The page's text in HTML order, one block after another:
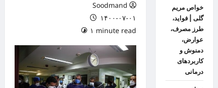
Soodmand
۱۴۰۰-۰۷-۰۱
۱ minute read
خواص مریم
گلی | فواید،
طرز مصرف،
عوارض،
دمنوش و
کاربردهای
درمانی